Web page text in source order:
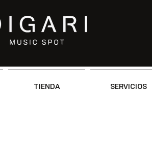
TIENDA SERVICIOS